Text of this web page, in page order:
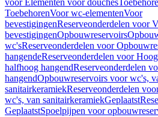
voor Elementen voor douches
ToebehorenVoor wc-elementenVoor
bevestigingenReserveonderdelen voor
bevestigingenOpbouwreservoirs
wc'sReserveonderdelen voor
hangendeReserveonderdelen voor
halfhoog hangendReserveonderdelen
hangendOpbouwreservoirs voor wc's,
sanitairkeramiekReserveonderdelen
wc's, van sanitairkeramiekGeplaatst
GeplaatstSpoelpijpen voor